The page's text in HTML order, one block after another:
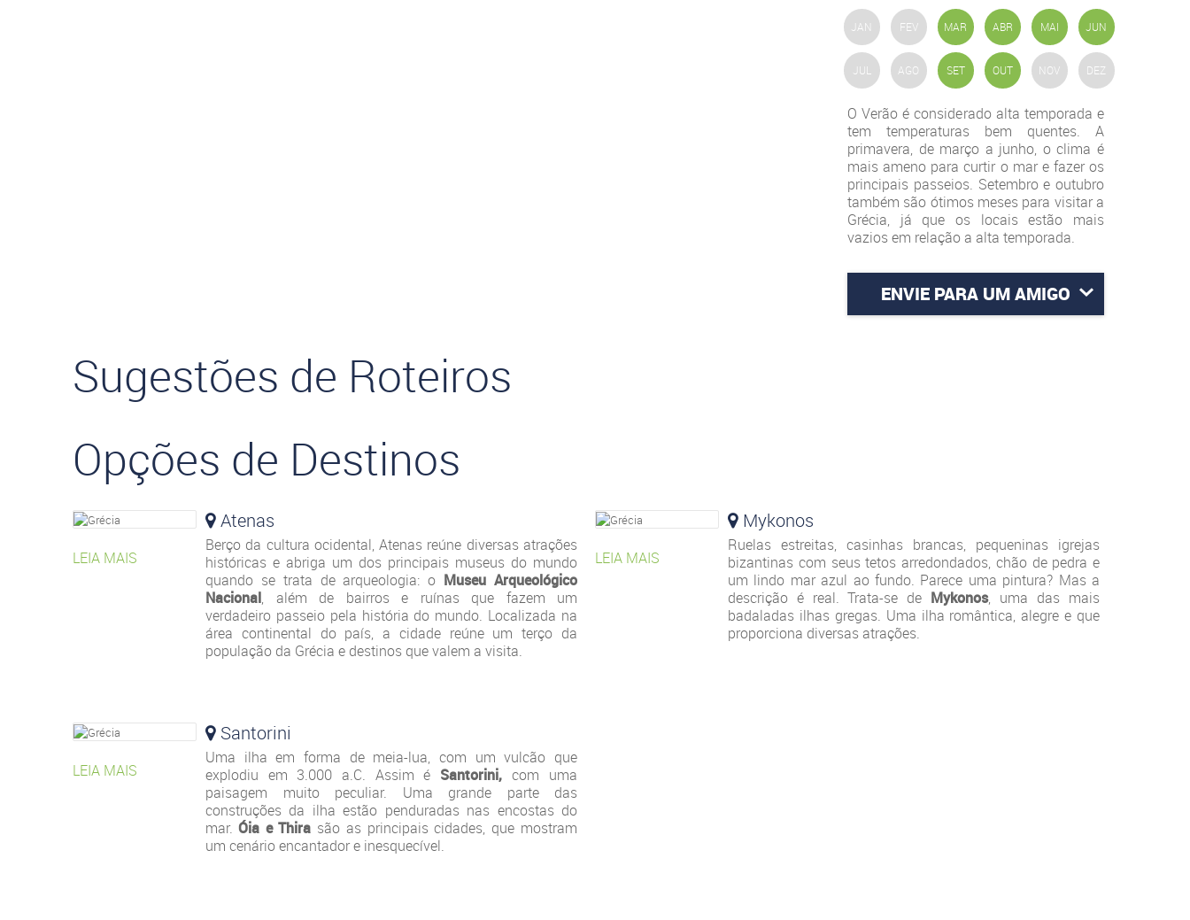
JAN FEV MAR ABR MAI JUN
JUL AGO SET OUT NOV DEZ
O Verão é considerado alta temporada e
tem temperaturas bem quentes. A
primavera, de março a junho, o clima é
mais ameno para curtir o mar e fazer os
principais passeios. Setembro e outubro
também são ótimos meses para visitar a
Grécia, já que os locais estão mais
vazios em relação a alta temporada.
ENVIE PARA UM AMIGO
Sugestões de Roteiros
Opções de Destinos
Atenas
Berço da cultura ocidental, Atenas reúne diversas atrações
históricas e abriga um dos principais museus do mundo
quando se trata de arqueologia: o Museu Arqueológico
Nacional, além de bairros e ruínas que fazem um
verdadeiro passeio pela história do mundo. Localizada na
área continental do país, a cidade reúne um terço da
população da Grécia e destinos que valem a visita.
LEIA MAIS
Mykonos
Ruelas estreitas, casinhas brancas, pequeninas igrejas
bizantinas com seus tetos arredondados, chão de pedra e
um lindo mar azul ao fundo. Parece uma pintura? Mas a
descrição é real. Trata-se de Mykonos, uma das mais
badaladas ilhas gregas. Uma ilha romântica, alegre e que
proporciona diversas atrações.
LEIA MAIS
Santorini
Uma ilha em forma de meia-lua, com um vulcão que
explodiu em 3.000 a.C. Assim é Santorini, com uma
paisagem muito peculiar. Uma grande parte das
construções da ilha estão penduradas nas encostas do
mar. Óia e Thira são as principais cidades, que mostram
um cenário encantador e inesquecível.
LEIA MAIS